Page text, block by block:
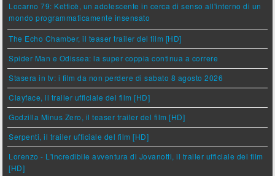
Locarno 79: Ketticè, un adolescente in cerca di senso all'interno di un
mondo programmaticamente insensato
The Echo Chamber, il teaser trailer del film [HD]
Spider Man e Odissea: la super coppia continua a correre
Stasera in tv: i film da non perdere di sabato 8 agosto 2026
Clayface, il trailer ufficiale del film [HD]
Godzilla Minus Zero, il teaser trailer del film [HD]
Serpenti, il trailer ufficiale del film [HD]
Lorenzo - L'incredibile avventura di Jovanotti, il trailer ufficiale del film
[HD]